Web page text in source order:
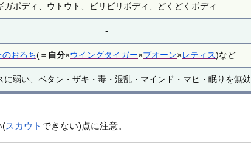
ガボディ、ウトウト、ビリビリボディ、どくどくボディ
-
のおろち(＝ 自分×ウイングタイガー×ブオーン×レティス)など
に弱い、ベタン・ザキ・毒・混乱・マインド・マヒ・眠りを無効
(スカウト できない)点に注意。